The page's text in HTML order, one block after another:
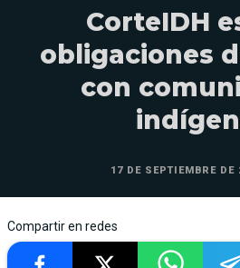
CorteIDH
obligaciones
con
17 DE SEPTIEMBRE DE
Compartir en redes